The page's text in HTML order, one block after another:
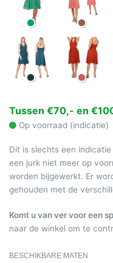
Tussen €70,- en
Op voorraad (indicatie)
Dit is slechts een
een jurk niet meer op
worden bijgewerkt. Er
gehouden met de
Komt u van ver voor een
naar de winkel om te
BESCHIKBARE MATEN